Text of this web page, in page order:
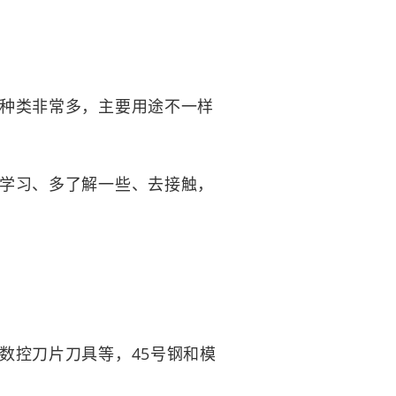
类非常多，主要用途不一样
、多了解一些、去接触，
刀片刀具等，45号钢和模